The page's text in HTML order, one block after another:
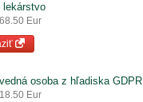
lekárstvo
Eur
osoba z hľadiska GDPR
Eur